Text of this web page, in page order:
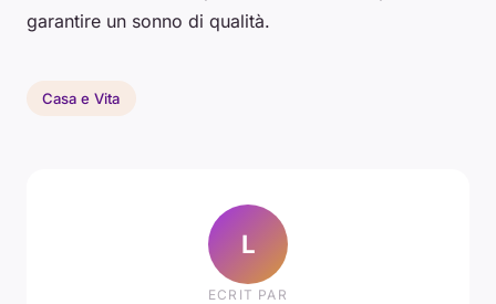
garantire un sonno di qualità.
Casa e Vita
L
ECRIT PAR